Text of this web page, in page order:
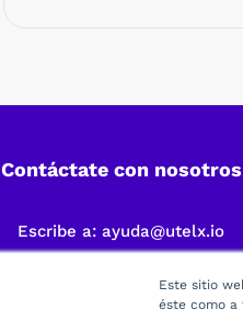
Este sitio
éste como a
Contáctate con nosotros
Escribe a:ayuda@utelx.io